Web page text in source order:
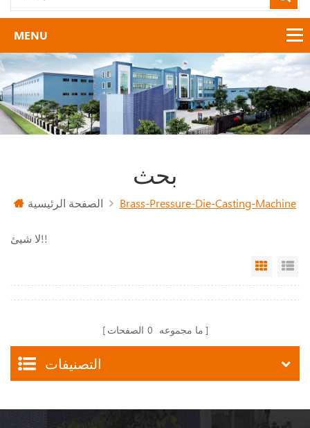
بحث
الصفحة الرئيسية Brass-Pressure-Die-Casting-Machine
لا شيئ!!
Grid
ما مجموعه 0 الصفحات
التصنيفات